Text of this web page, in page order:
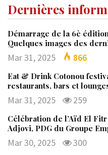
Dernières
Démarrage de la 6è
Quelques images des
Mar 31, 2025 866
Eat & Drink Cotonou
restaurants, bars et
Mar 31, 2025 259
Célébration de l’Aïd El
Adjovi, PDG du Groupe
Mar 30, 2025 300